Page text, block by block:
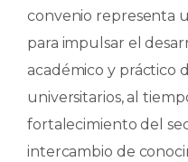
convenio representa
para impulsar el
académico y práctico
universitarios, al
fortalecimiento del
intercambio de